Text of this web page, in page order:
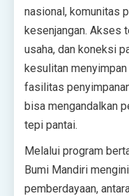
nasional, komunitas
kesenjangan. Akses
usaha, dan koneksi
kesulitan
fasilitas
bisa mengandalkan
tepi pantai.
Melalui program
Bumi Mandiri
pemberdayaan,